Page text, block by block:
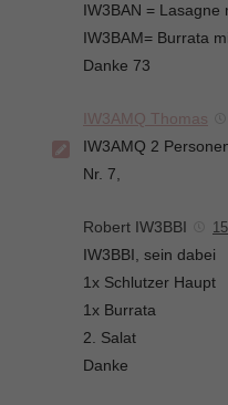
IW3BAN = Lasagne
IW3BAM= Burrata
Danke 73
IW3AMQ Thomas
IW3AMQ 2
Nr. 7,
Robert IW3BBI
IW3BBI, sein dabei
1x Schlutzer Haupt
1x Burrata
2. Salat
Danke